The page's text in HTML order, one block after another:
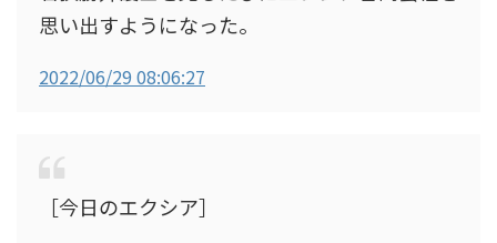
思い出すようになった。
2022/06/29 08:06:27
［今日のエクシア］